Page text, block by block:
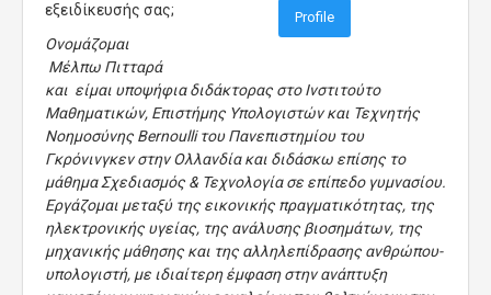
Profile
εξειδίκευσής σας;
Ονομάζομαι
Μέλπω Πιτταρά
και είμαι υποψήφια διδάκτορας στο Ινστιτούτο
Μαθηματικών, Επιστήμης Υπολογιστών και Τεχνητής
Νοημοσύνης Bernoulli του Πανεπιστημίου του
Γκρόνινγκεν στην Ολλανδία και διδάσκω επίσης το
μάθημα Σχεδιασμός & Τεχνολογία σε επίπεδο γυμνασίου.
Εργάζομαι μεταξύ της εικονικής πραγματικότητας, της
ηλεκτρονικής υγείας, της ανάλυσης βιοσημάτων, της
μηχανικής μάθησης και της αλληλεπίδρασης ανθρώπου-
υπολογιστή, με ιδιαίτερη έμφαση στην ανάπτυξη